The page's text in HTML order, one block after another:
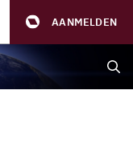
AANMELDEN